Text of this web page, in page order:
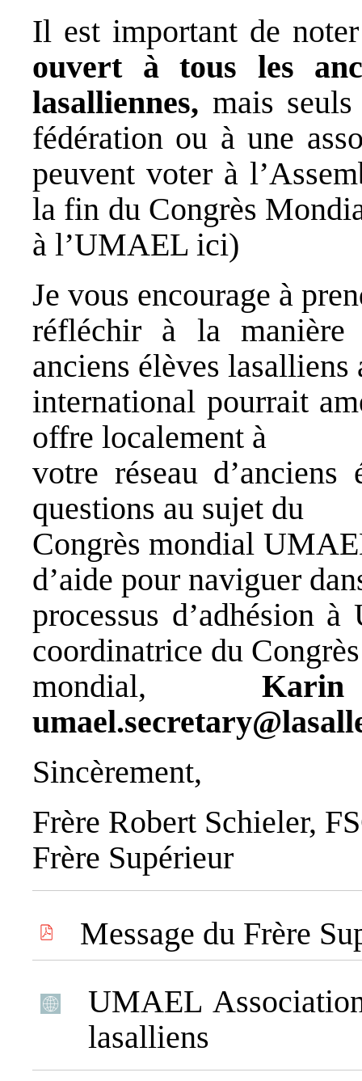
Il est important de
ouvert à tous les
lasalliennes, mais
fédération ou à une
peuvent voter à
la fin du Congrès
à l’UMAEL ici)
Je vous encourage à
réfléchir à la
anciens élèves lasalliens
international pourrait
offre localement à
votre réseau
questions au sujet du
Congrès mondial
d’aide pour naviguer
processus d’adhésion
coordinatrice du Congrès
mondial,
Sincèrement,
Frère Robert Schieler,
Frère Supérieur
Message du Frère
UMAEL
lasalliens